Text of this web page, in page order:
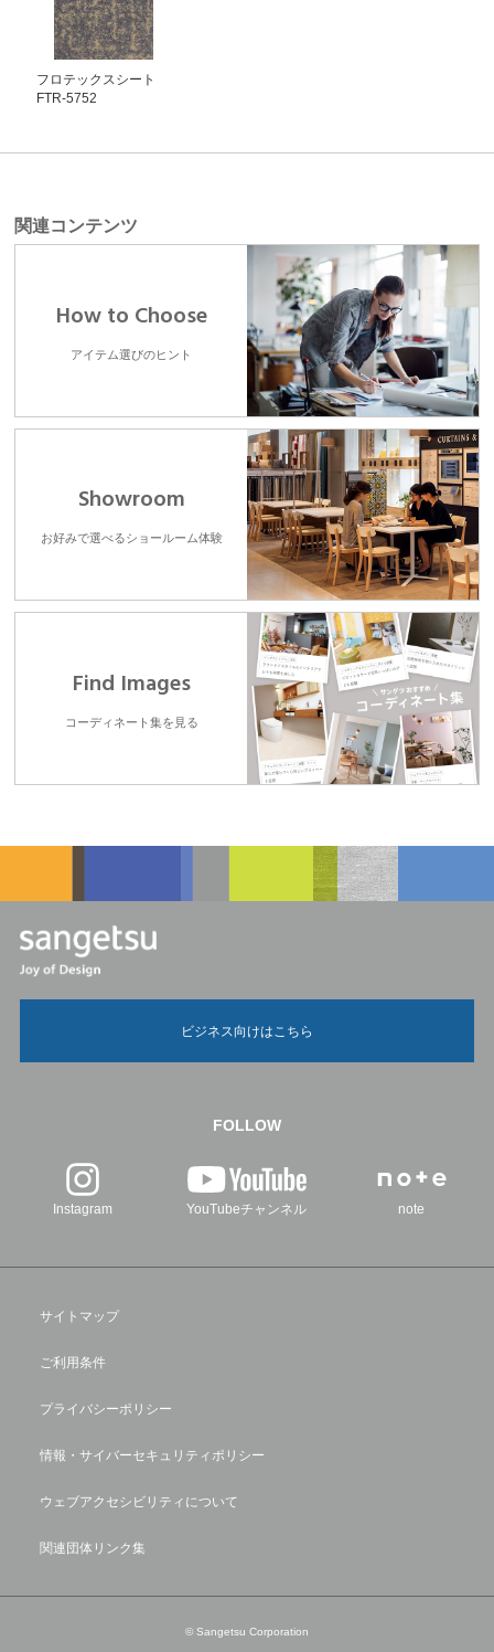
フロテックスシート
FTR-5752
関連コンテンツ
How to Choose
アイテム選びのヒント
Showroom
お好みで選べるショールーム体験
Find Images
コーディネート集を見る
ビジネス向けはこちら
FOLLOW
Instagram YouTubeチャンネル note
サイトマップ
ご利用条件
プライバシーポリシー
情報・サイバーセキュリティポリシー
ウェブアクセシビリティについて
関連団体リンク集
© Sangetsu Corporation